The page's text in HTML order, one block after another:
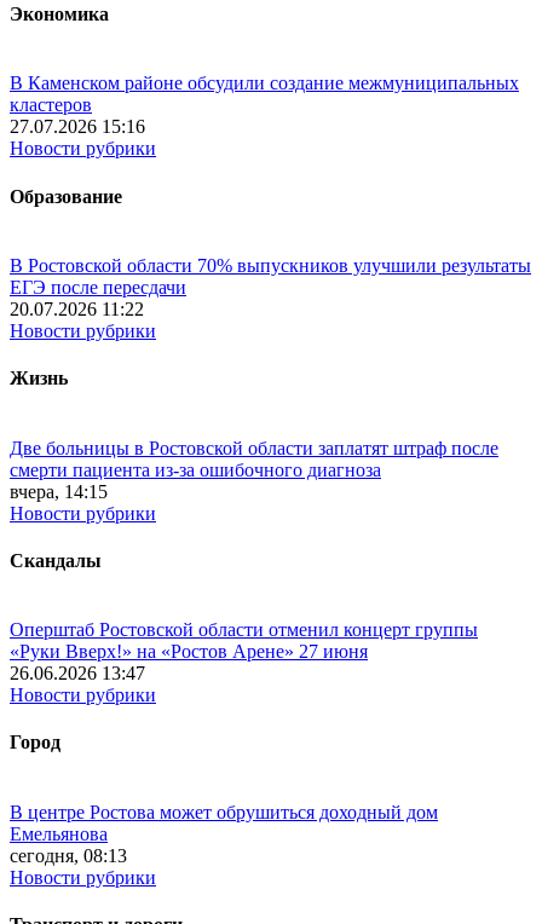
Экономика
В Каменском районе обсудили создание межмуниципальных
кластеров
27.07.2026 15:16
Новости рубрики
Образование
В Ростовской области 70% выпускников улучшили результаты
ЕГЭ после пересдачи
20.07.2026 11:22
Новости рубрики
Жизнь
Две больницы в Ростовской области заплатят штраф после
смерти пациента из-за ошибочного диагноза
вчера, 14:15
Новости рубрики
Скандалы
Оперштаб Ростовской области отменил концерт группы
«Руки Вверх!» на «Ростов Арене» 27 июня
26.06.2026 13:47
Новости рубрики
Город
В центре Ростова может обрушиться доходный дом
Емельянова
сегодня, 08:13
Новости рубрики